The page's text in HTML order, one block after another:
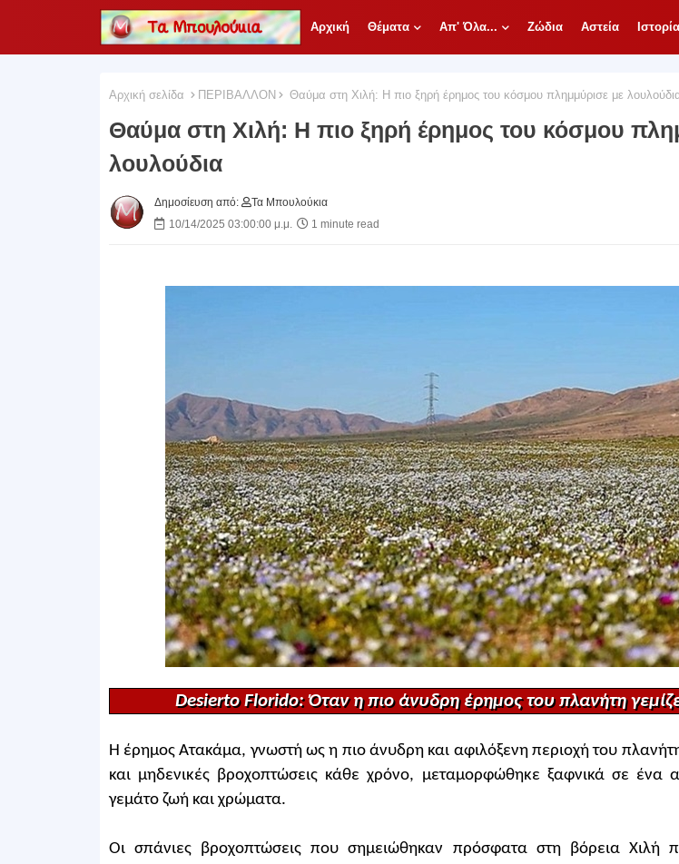
Αρχική Θέματα Απ' Όλα... Ζώδια Αστεία Ιστορία
Αρχική σελίδα ΠΕΡΙΒΑΛΛΟΝ Θαύμα στη Χιλή: Η πιο ξηρή έρημος του κόσμου πλημμύρισε με
Θαύμα στη Χιλή: Η πιο ξηρή έρημος του κόσμου
λουλούδια
Δημοσίευση από:
Τα Μπουλούκια
10/14/2025 03:00:00 μ.μ.
1 minute read
Desierto Florido: Όταν η πιο άνυδρη έρημος του πλανήτη
Η έρημος Ατακάμα, γνωστή ως η πιο άνυδρη και αφιλόξενη περιοχή του
και μηδενικές βροχοπτώσεις κάθε χρόνο, μεταμορφώθηκε ξαφνικά σε ένα
γεμάτο ζωή και χρώματα.
Οι σπάνιες βροχοπτώσεις που σημειώθηκαν πρόσφατα στη βόρεια Χιλή